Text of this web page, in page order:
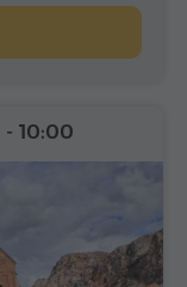
- 10:00